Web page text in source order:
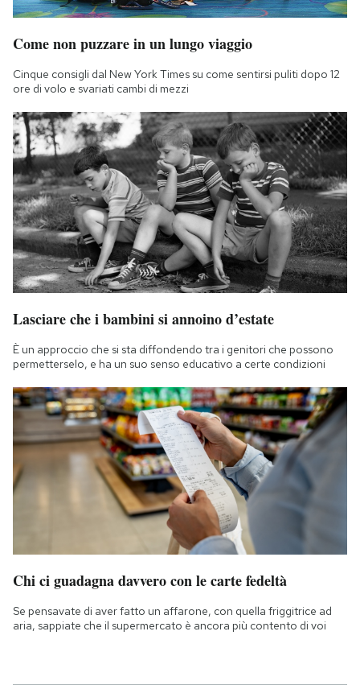
Come non puzzare in un lungo viaggio
Cinque consigli dal New York Times su come sentirsi puliti dopo 12
ore di volo e svariati cambi di mezzi
Lasciare che i bambini si annoino d’estate
È un approccio che si sta diffondendo tra i genitori che possono
permetterselo, e ha un suo senso educativo a certe condizioni
Chi ci guadagna davvero con le carte fedeltà
Se pensavate di aver fatto un affarone, con quella friggitrice ad
aria, sappiate che il supermercato è ancora più contento di voi